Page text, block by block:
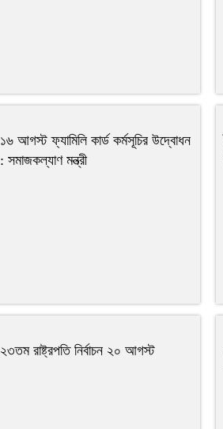
১৬ আগস্ট ফ্যামিলি কার্ড কর্মসূচির উদ্বোধন
: সমাজকল্যাণ মন্ত্রী
২৩তম রাষ্ট্রপতি নির্বাচন ২০ আগস্ট